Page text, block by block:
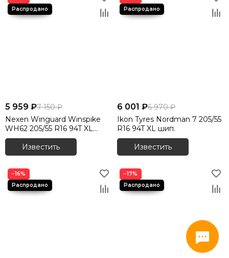
5 959 ₽7 150 ₽
Nexen Winguard Winspike
WH62 205/55 R16 94T XL
шип.
Известить
6 001 ₽6 970 ₽
Ikon Tyres Nordman 7 205/55
R16 94T XL шип.
Известить
−16% −17%